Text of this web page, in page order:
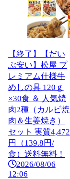
【終了】【だい
ぶ安い】松屋 プ
レミアム仕様牛
めしの具 120ｇ
×30食 ＆ 人気焼
肉2種（カルビ焼
肉＆生姜焼き）
セット 実質4,472
円（139.8円/
食）送料無料！
2026/08/06
12:06